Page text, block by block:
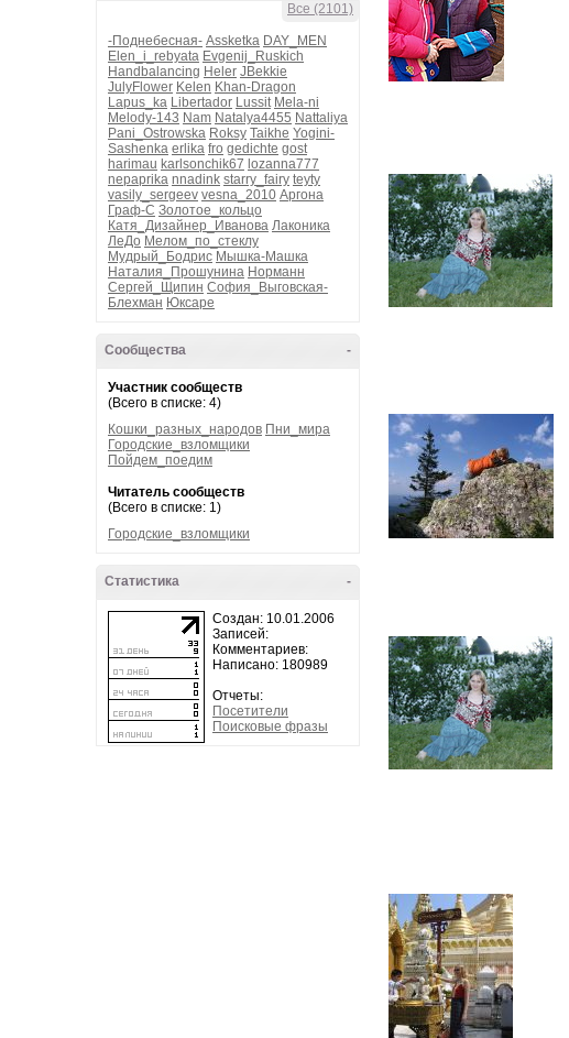
Все (2101)
-Поднебесная- Assketka DAY_MEN
Elen_i_rebyata Evgenij_Ruskich
Handbalancing Heler JBekkie
JulyFlower Kelen Khan-Dragon
Lapus_ka Libertador Lussit Mela-ni
Melody-143 Nam Natalya4455 Nattaliya
Pani_Ostrowska Roksy Taikhe Yogini-
Sashenka erlika fro gedichte gost
harimau karlsonchik67 lozanna777
nepaprika nnadink starry_fairy teyty
vasily_sergeev vesna_2010 Аргона
Граф-С Золотое_кольцо
Катя_Дизайнер_Иванова Лаконика
ЛеДо Мелом_по_стеклу
Мудрый_Бодрис Мышка-Машка
Наталия_Прошунина Норманн
Сергей_Щипин София_Выговская-
Блехман Юксаре
-
Сообщества
Участник сообществ
(Всего в списке: 4)
Кошки_разных_народов Пни_мира
Городские_взломщики
Пойдем_поедим
Читатель сообществ
(Всего в списке: 1)
Городские_взломщики
-
Статистика
Создан: 10.01.2006
Записей:
Комментариев:
Написано: 180989
Отчеты:
Посетители
Поисковые фразы